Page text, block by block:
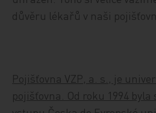
důvěru lékařů v naši
Pojišťovna VZP, a. s., je
pojišťovna. Od roku 1994 byla